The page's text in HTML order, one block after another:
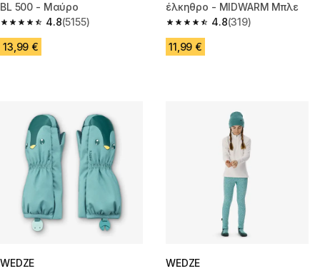
BL 500 - Μαύρο
4.8
4.8 out of 5 stars from 5155 reviews
(5155)
13,99 €
έλκηθρο - MIDWARM Μπλε
4.8
4.8 out of 5 stars from 319
(319)
11,99 €
WEDZE
WEDZE